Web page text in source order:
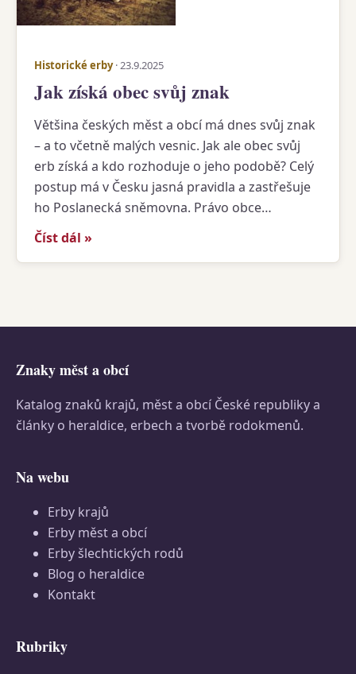
Historické erby· 23.9.2025
Jak získá obec svůj znak
Většina českých měst a obcí má dnes svůj znak
– a to včetně malých vesnic. Jak ale obec svůj
erb získá a kdo rozhoduje o jeho podobě? Celý
postup má v Česku jasná pravidla a zastřešuje
ho Poslanecká sněmovna. Právo obce…
Číst dál »
Znaky měst a obcí
Katalog znaků krajů, měst a obcí České republiky a
články o heraldice, erbech a tvorbě rodokmenů.
Na webu
Erby krajů
Erby měst a obcí
Erby šlechtických rodů
Blog o heraldice
Kontakt
Rubriky